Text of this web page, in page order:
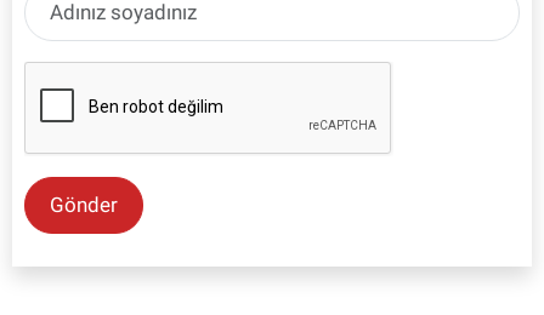
Gönder